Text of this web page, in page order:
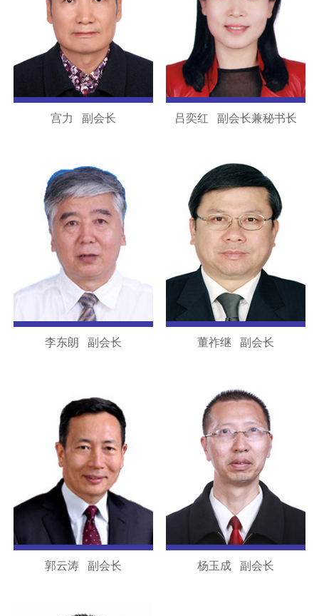
宫力 副会长 吕奕红 副会长兼秘书长
李东朗 副会长 董祚继 副会长
郭云涛 副会长 杨玉成 副会长